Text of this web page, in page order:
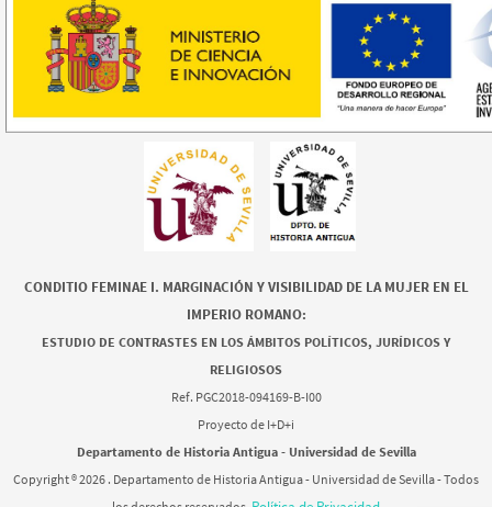
CONDITIO FEMINAE I. MARGINACIÓN Y VISIBILIDAD DE LA MUJER EN EL
IMPERIO ROMANO:
ESTUDIO DE CONTRASTES EN LOS ÁMBITOS POLÍTICOS, JURÍDICOS Y
RELIGIOSOS
Ref. PGC2018-094169-B-I00
Proyecto de I+D+i
Departamento de Historia Antigua - Universidad de Sevilla
Copyright ®2026 . Departamento de Historia Antigua - Universidad de Sevilla - Todos